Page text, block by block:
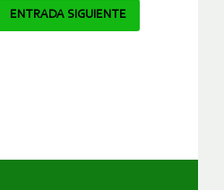
ENTRADA SIGUIENTE